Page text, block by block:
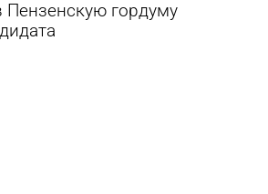
гордуму